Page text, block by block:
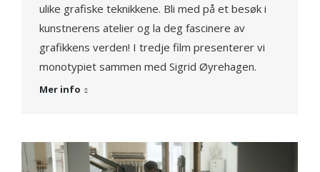
ulike grafiske teknikkene. Bli med på et besøk i
kunstnerens atelier og la deg fascinere av
grafikkens verden! I tredje film presenterer vi
monotypiet sammen med Sigrid Øyrehagen.
Mer info